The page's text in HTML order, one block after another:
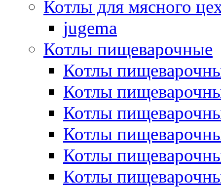
Котлы для мясного
jugema
Котлы пищеварочные
Котлы
Котлы
Котлы
Котлы
Котлы
Котлы